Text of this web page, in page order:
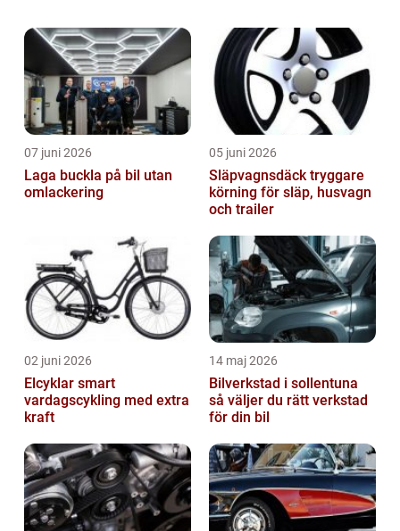
några som verkligen sticker ut från m...
07 juni 2026
Laga buckla på bil utan
omlackering
05 juni 2026
Släpvagnsdäck tryggare
körning för släp, husvagn
och trailer
02 juni 2026
Elcyklar smart
vardagscykling med extra
kraft
14 maj 2026
Bilverkstad i sollentuna
så väljer du rätt verkstad
för din bil